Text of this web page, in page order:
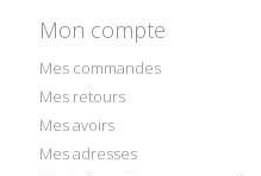
Mon compte
Mes commandes
Mes retours
Mes avoirs
Mes adresses